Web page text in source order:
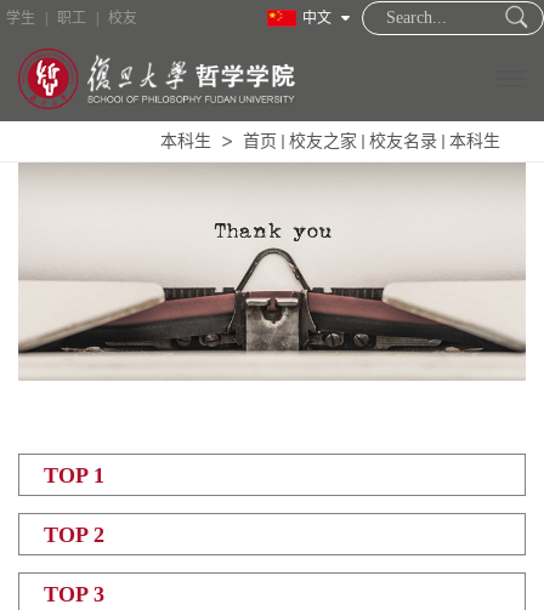
中文
学生 职工 校友
本科生 首页 校友之家 校友名录 本科生
TOP 1
TOP 2
TOP 3